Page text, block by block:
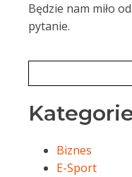
Będzie nam miło
pytanie.
Biznes
E-Sport